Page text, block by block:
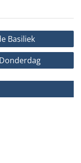
Basiliek